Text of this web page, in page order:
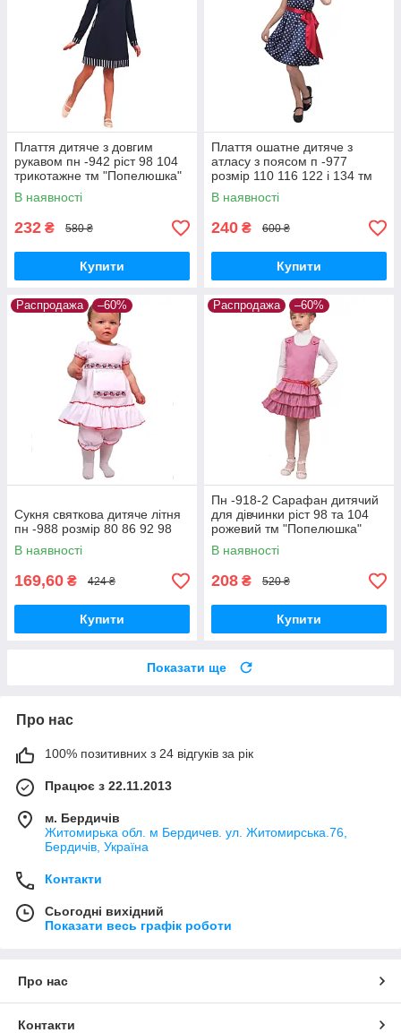
Плаття дитяче з довгим
рукавом пн -942 ріст 98 104
трикотажне тм "Попелюшка"
В наявності
232 ₴ 580 ₴
Купити
Плаття ошатне дитяче з
атласу з поясом п -977
розмір 110 116 122 і 134 тм
"Попелюшка"
В наявності
240 ₴ 600 ₴
Купити
Распродажа –60%
Сукня святкова дитяче літня
пн -988 розмір 80 86 92 98
В наявності
169,60 ₴ 424 ₴
Купити
Распродажа –60%
Пн -918-2 Сарафан дитячий
для дівчинки ріст 98 та 104
рожевий тм "Попелюшка"
В наявності
208 ₴ 520 ₴
Купити
Показати ще
Про нас
100% позитивних з 24 відгуків за рік
Працює з 22.11.2013
м. Бердичів
Житомирька обл. м Бердичев. ул. Житомирська.76,
Бердичів, Україна
Контакти
Сьогодні вихідний
Показати весь графік роботи
Про нас
Контакти